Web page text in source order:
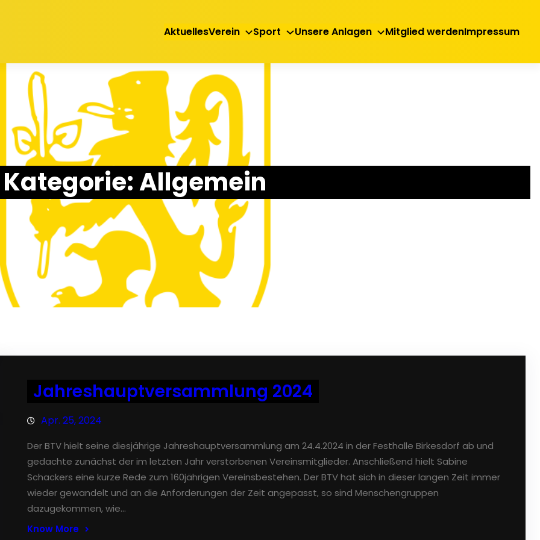
AktuellesVerein Sport Unsere Anlagen Mitglied werdenImpressum
Kategorie:Allgemein
Jahreshauptversammlung 2024
Apr. 25, 2024
Der BTV hielt seine diesjährige Jahreshauptversammlung am 24.4.2024 in der Festhalle Birkesdorf ab und
gedachte zunächst der im letzten Jahr verstorbenen Vereinsmitglieder. Anschließend hielt Sabine
Schackers eine kurze Rede zum 160jährigen Vereinsbestehen. Der BTV hat sich in dieser langen Zeit immer
wieder gewandelt und an die Anforderungen der Zeit angepasst, so sind Menschengruppen
dazugekommen, wie…
Know More